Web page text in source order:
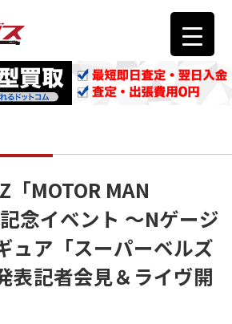
「MOTOR MAN
念イベント ～Nゲージ
ュア「スーパーベルズ
表記者会見＆ライヴ開